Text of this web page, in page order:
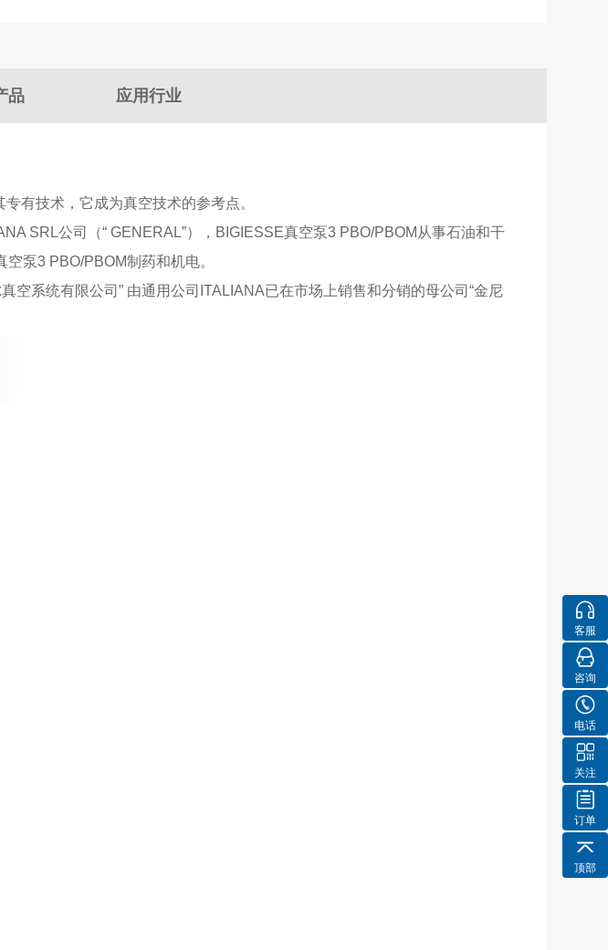
品 应用行业
有技术，它成为真空技术的参考点。
SRL公司（“ GENERAL”），BIGIESSE真空泵3 PBO/PBOM从事石油和干
泵3 PBO/PBOM制药和机电。
系统有限公司” 由通用公司ITALIANA已在市场上销售和分销的母公司“金尼
客服
咨询
电话
关注
订单
顶部